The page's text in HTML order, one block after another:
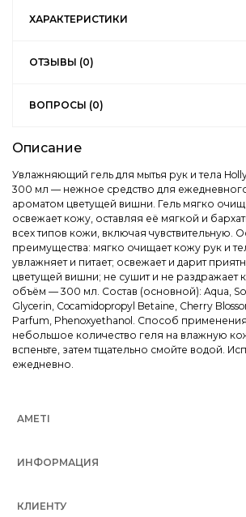
ХАРАКТЕРИСТИКИ
ОТЗЫВЫ (0)
ВОПРОСЫ (0)
Описание
Увлажняющий гель для мытья рук и тела
300 мл — нежное средство для
ароматом цветущей вишни. Гель мягко
освежает кожу, оставляя её мягкой и
всех типов кожи, включая чувствительную.
преимущества: мягко очищает кожу рук и
увлажняет и питает; освежает и дарит
цветущей вишни; не сушит и не раздражает
объём — 300 мл. Состав (основной): Aqua,
Glycerin, Cocamidopropyl Betaine, Cherry
Parfum, Phenoxyethanol. Способ
небольшое количество геля на влажную
вспеньте, затем тщательно смойте водой.
ежедневно.
AMETI
ИНФОРМАЦИЯ
КЛИЕНТУ